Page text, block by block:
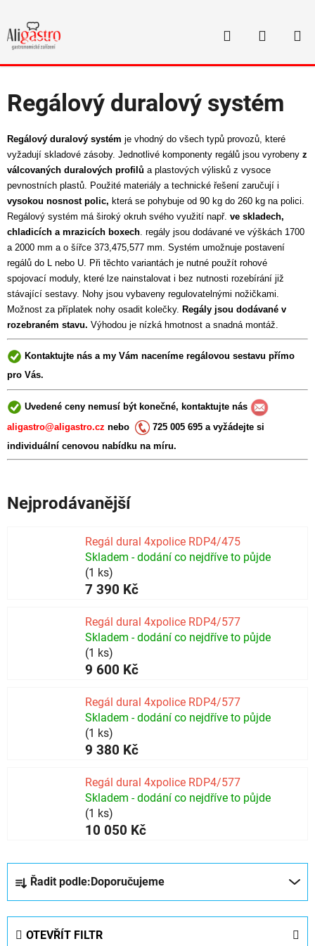
obsah
Hledat
Domů
/Duralové regály
Regálový duralový systém
Regálový duralový systém je vhodný do všech typů provozů, které
vyžadují skladové zásoby. Jednotlivé komponenty regálů jsou vyrobeny z
válcovaných duralových profilů a plastových výlisků z vysoce
pevnostních plastů. Použité materiály a technické řešení zaručují i
vysokou nosnost polic, která se pohybuje od 90 kg do 260 kg na polici.
Regálový systém má široký okruh svého využití např. ve skladech,
chladicích a mrazicích boxech. regály jsou dodávané ve výškách 1700
a 2000 mm a o šířce 373,475,577 mm. Systém umožnuje postavení
regálů do L nebo U. Při těchto variantách je nutné použít rohové
spojovací moduly, které lze nainstalovat i bez nutnosti rozebírání již
stávající sestavy. Nohy jsou vybaveny regulovatelnými nožičkami.
Možnost za příplatek nohy osadit kolečky. Regály jsou dodávané v
rozebraném stavu. Výhodou je nízká hmotnost a snadná montáž.
Kontaktujte nás a my Vám naceníme regálovou sestavu přímo
pro Vás.
Uvedené ceny nemusí být konečné, kontaktujte nás
aligastro@aligastro.cz nebo
725 005 695 a vyžádejte si
individuální cenovou nabídku na míru.
Nejprodávanější
Regál dural 4xpolice RDP4/475
Skladem - dodání co nejdříve to půjde
(1 ks)
7 390 Kč
Regál dural 4xpolice RDP4/577
Skladem - dodání co nejdříve to půjde
(1 ks)
9 600 Kč
Regál dural 4xpolice RDP4/577
Skladem - dodání co nejdříve to půjde
(1 ks)
9 380 Kč
Regál dural 4xpolice RDP4/577
Skladem - dodání co nejdříve to půjde
(1 ks)
10 050 Kč
Řadit podle:Doporučujeme
OTEVŘÍT FILTR